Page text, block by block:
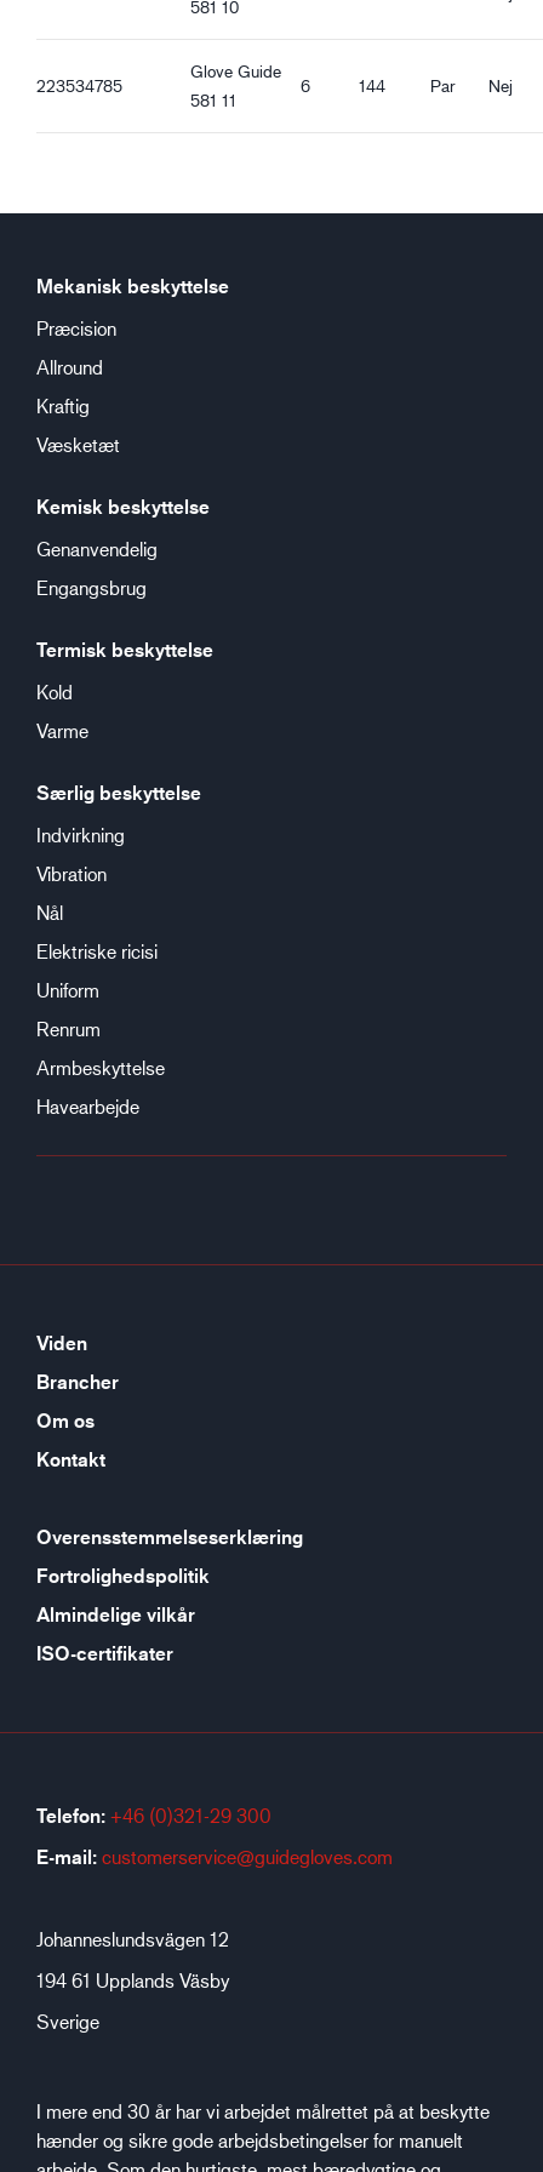
581 10
223534785
Glove Guide
581 11
6 144 Par Nej
Mekanisk beskyttelse
Præcision
Allround
Kraftig
Væsketæt
Kemisk beskyttelse
Genanvendelig
Engangsbrug
Termisk beskyttelse
Kold
Varme
Særlig beskyttelse
Indvirkning
Vibration
Nål
Elektriske ricisi
Uniform
Renrum
Armbeskyttelse
Havearbejde
Viden
Brancher
Om os
Kontakt
Overensstemmelseserklæring
Fortrolighedspolitik
Almindelige vilkår
ISO-certifikater
Telefon: +46 (0)321-29 300
E-mail: customerservice@guidegloves.com
Johanneslundsvägen 12
194 61 Upplands Väsby
Sverige
I mere end 30 år har vi arbejdet målrettet på at beskytte
hænder og sikre gode arbejdsbetingelser for manuelt